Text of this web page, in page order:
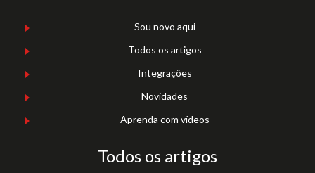
Sou novo aqui
Todos os artigos
Integrações
Novidades
Aprenda com vídeos
Todos os artigos